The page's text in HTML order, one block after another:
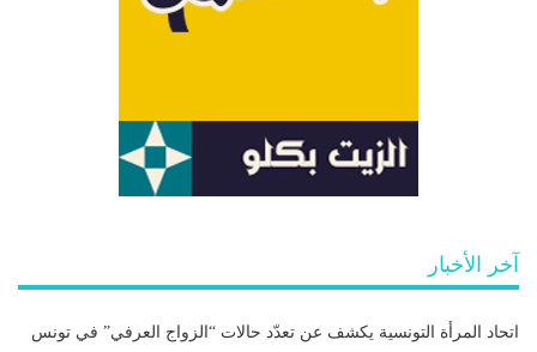
آخر الأخبار
اتحاد المرأة التونسية يكشف عن تعدّد حالات “الزواج العرفي” في تونس